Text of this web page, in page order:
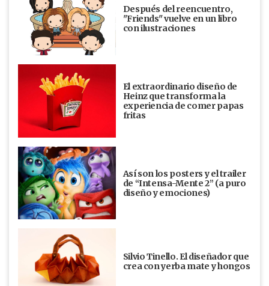
Después del reencuentro,
"Friends" vuelve en un libro
con ilustraciones
El extraordinario diseño de
Heinz que transforma la
experiencia de comer papas
fritas
Así son los posters y el trailer
de “Intensa-Mente 2” (a puro
diseño y emociones)
Silvio Tinello. El diseñador que
crea con yerba mate y hongos